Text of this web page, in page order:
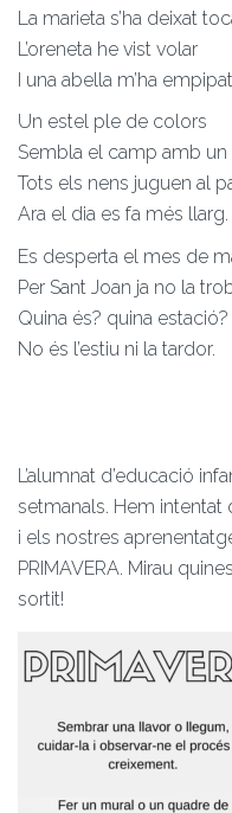
La marieta s’ha deixat
L’oreneta he vist volar
I una abella m’ha
Un estel ple de colors
Sembla el camp amb
Tots els nens juguen al
Ara el dia es fa més llarg.
Es desperta el mes de
Per Sant Joan ja no la
Quina és? quina estació?
No és l’estiu ni la tardor.
L’alumnat d’educació
setmanals. Hem
i els nostres
PRIMAVERA. Mirau
sortit!